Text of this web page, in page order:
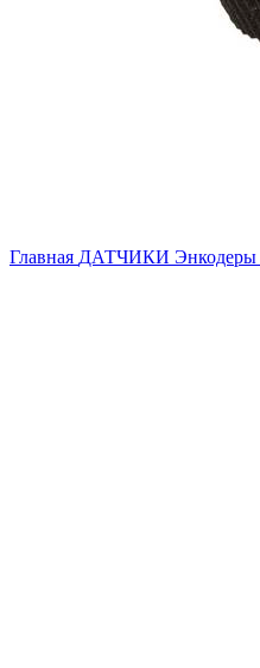
Главная ДАТЧИКИ Энкодеры